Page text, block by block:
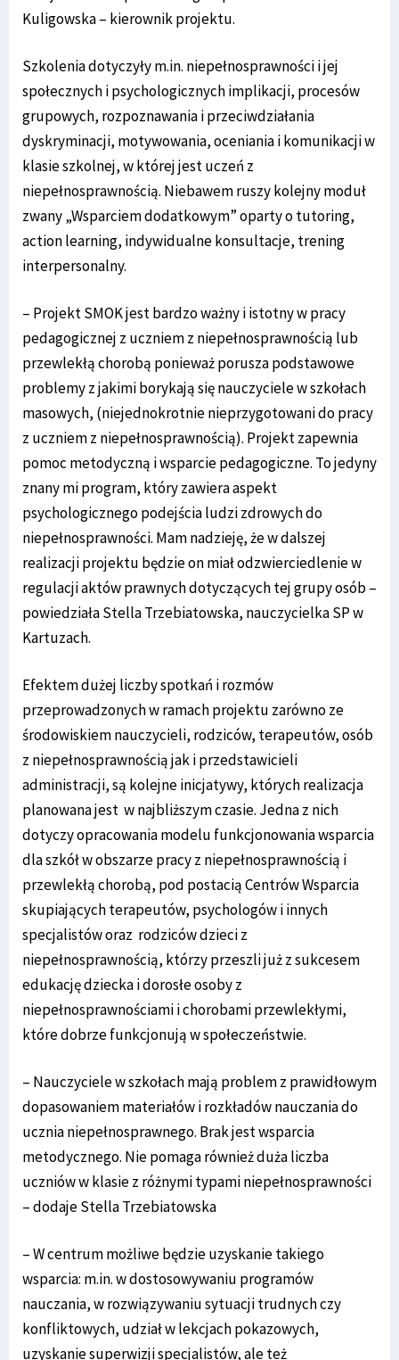
Kuligowska – kierownik projektu.
Szkolenia dotyczyły m.in. niepełnosprawności i jej
społecznych i psychologicznych implikacji, procesów
grupowych, rozpoznawania i przeciwdziałania
dyskryminacji, motywowania, oceniania i komunikacji w
klasie szkolnej, w której jest uczeń z
niepełnosprawnością. Niebawem ruszy kolejny moduł
zwany „Wsparciem dodatkowym” oparty o tutoring,
action learning, indywidualne konsultacje, trening
interpersonalny.
– Projekt SMOK jest bardzo ważny i istotny w pracy
pedagogicznej z uczniem z niepełnosprawnością lub
przewlekłą chorobą ponieważ porusza podstawowe
problemy z jakimi borykają się nauczyciele w szkołach
masowych, (niejednokrotnie nieprzygotowani do pracy
z uczniem z niepełnosprawnością). Projekt zapewnia
pomoc metodyczną i wsparcie pedagogiczne. To jedyny
znany mi program, który zawiera aspekt
psychologicznego podejścia ludzi zdrowych do
niepełnosprawności. Mam nadzieję, że w dalszej
realizacji projektu będzie on miał odzwierciedlenie w
regulacji aktów prawnych dotyczących tej grupy osób –
powiedziała Stella Trzebiatowska, nauczycielka SP w
Kartuzach.
Efektem dużej liczby spotkań i rozmów
przeprowadzonych w ramach projektu zarówno ze
środowiskiem nauczycieli, rodziców, terapeutów, osób
z niepełnosprawnością jak i przedstawicieli
administracji, są kolejne inicjatywy, których realizacja
planowana jest w najbliższym czasie. Jedna z nich
dotyczy opracowania modelu funkcjonowania wsparcia
dla szkół w obszarze pracy z niepełnosprawnością i
przewlekłą chorobą, pod postacią Centrów Wsparcia
skupiających terapeutów, psychologów i innych
specjalistów oraz rodziców dzieci z
niepełnosprawnością, którzy przeszli już z sukcesem
edukację dziecka i dorosłe osoby z
niepełnosprawnościami i chorobami przewlekłymi,
które dobrze funkcjonują w społeczeństwie.
– Nauczyciele w szkołach mają problem z prawidłowym
dopasowaniem materiałów i rozkładów nauczania do
ucznia niepełnosprawnego. Brak jest wsparcia
metodycznego. Nie pomaga również duża liczba
uczniów w klasie z różnymi typami niepełnosprawności
– dodaje Stella Trzebiatowska
– W centrum możliwe będzie uzyskanie takiego
wsparcia: m.in. w dostosowywaniu programów
nauczania, w rozwiązywaniu sytuacji trudnych czy
konfliktowych, udział w lekcjach pokazowych,
uzyskanie superwizji specjalistów, ale też